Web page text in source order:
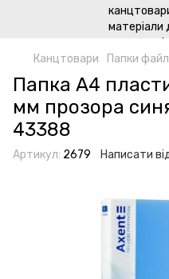
Канцтовари Папки
Папка А4
мм прозора
43388
Артикул: 2679 Написати